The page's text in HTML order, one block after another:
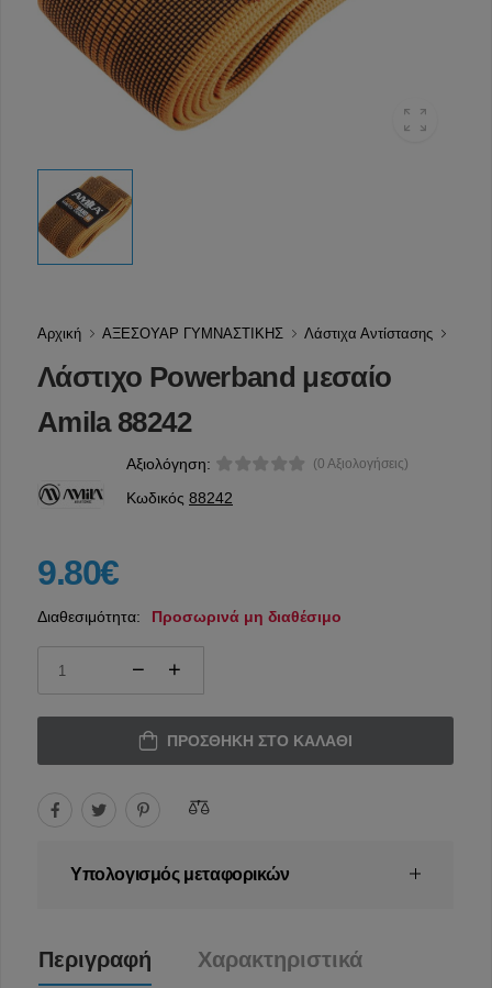
Αρχική ΑΞΕΣΟΥΑΡ ΓΥΜΝΑΣΤΙΚΗΣ Λάστιχα Αντίστασης
Λάστιχο Powerband μεσαίο
Amila 88242
Αξιολόγηση: (0 Αξιολογήσεις)
Κωδικός 88242
9.80€
Διαθεσιμότητα: Προσωρινά μη διαθέσιμο
ΠΡΟΣΘΉΚΗ ΣΤΟ ΚΑΛΆΘΙ
Υπολογισμός μεταφορικών
Περιγραφή Χαρακτηριστικά